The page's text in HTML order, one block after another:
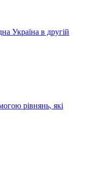
Україна в другій
рівнянь, які